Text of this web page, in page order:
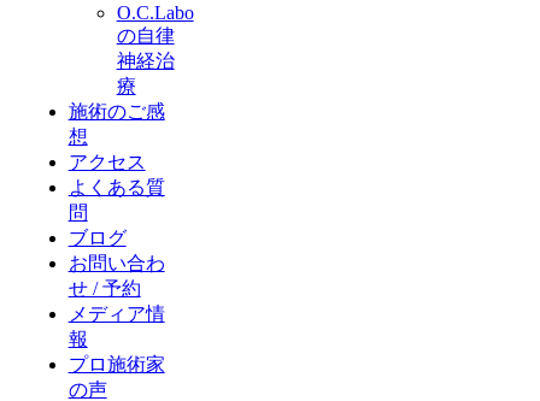
O.C.Labo
の自律
神経治
療
施術のご感
想
アクセス
よくある質
問
ブログ
お問い合わ
せ / 予約
メディア情
報
プロ施術家
の声